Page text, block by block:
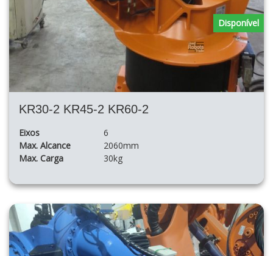
KR30-2 KR45-2 KR60-2
Eixos
6
Max. Alcance
2060mm
Max. Carga
30kg
Disponível